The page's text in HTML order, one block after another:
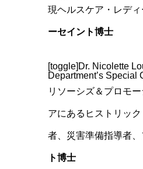
現ヘルスケア・レデ
ーセイント博士
[toggle]Dr. Nicolette
Department’s Special
リソーシズ＆プロモ
アにあるヒストリッ
者、災害準備指導者
ト博士